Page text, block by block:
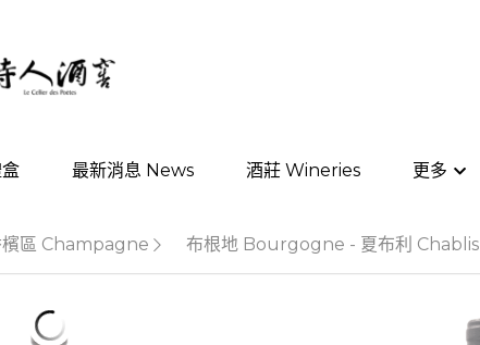
最新消息 News 酒莊 Wineries 更多
最新消息 News 酒莊 Wineries 更多
檳區 Champagne 布根地 Bourgogne - 夏布利 Chablis